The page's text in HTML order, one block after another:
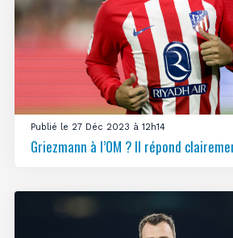
Publié le 27 Déc 2023 à 12h14
Griezmann à l’OM ? Il répond